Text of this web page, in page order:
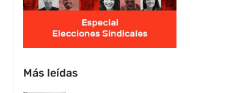
Más leídas